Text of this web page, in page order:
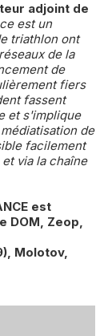
adjoint de
est un
triathlon ont
de la
de
fiers
fassent
et s'implique
de
facilement
via la chaîne
est
DOM, Zeop,
Molotov,